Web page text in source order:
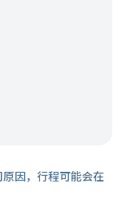
因，行程可能会在